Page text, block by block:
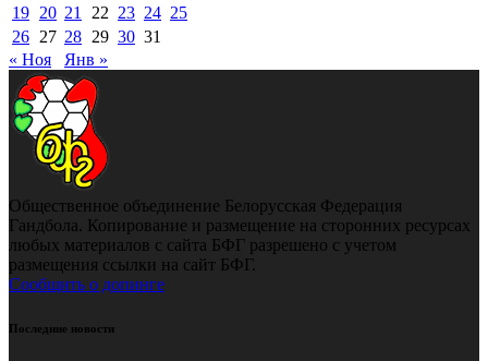
19 20 21 22 23 24 25
26 27 28 29 30 31
« Ноя
Янв »
Общественное объединение Белорусская Федерация
Гандбола. Копирование и размещение на сторонних ресурсах
любых материалов с сайта БФГ разрешено с учетом
размещения ссылки на сайт БФГ.
Сообщить о допинге
Последние новости